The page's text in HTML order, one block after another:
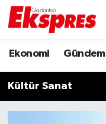
Ekonomi Gündem
Kültür Sanat
Ekonomi
Trafik Durumu